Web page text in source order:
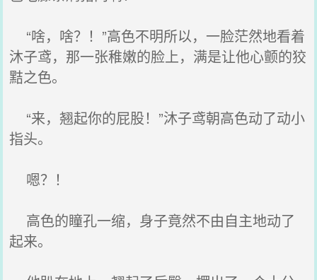
“啥，啥？！”高色不明所以，一脸茫然地看着
沐子鸢，那一张稚嫩的脸上，满是让他心颤的狡
黠之色。
“来，翘起你的屁股！”沐子鸢朝高色动了动小
指头。
嗯？！
高色的瞳孔一缩，身子竟然不由自主地动了
起来。